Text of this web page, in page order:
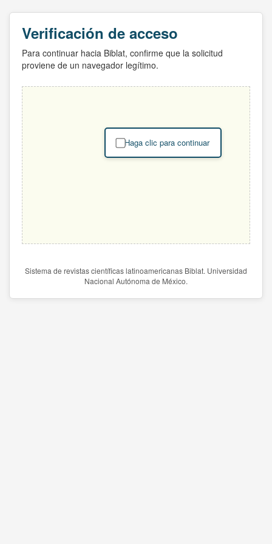
Verificación de acceso
Para continuar hacia Biblat, confirme que la solicitud
proviene de un navegador legítimo.
Haga clic para continuar
Sistema de revistas científicas latinoamericanas Biblat. Universidad
Nacional Autónoma de México.